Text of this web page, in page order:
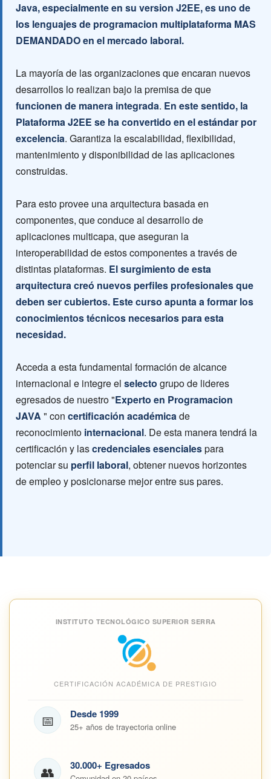
Java, especialmente en su version J2EE, es uno de
los lenguajes de programacion multiplataforma MAS
DEMANDADO en el mercado laboral.
La mayoría de las organizaciones que encaran nuevos
desarrollos lo realizan bajo la premisa de que
funcionen de manera integrada. En este sentido, la
Plataforma J2EE se ha convertido en el estándar por
excelencia. Garantiza la escalabilidad, flexibilidad,
mantenimiento y disponibilidad de las aplicaciones
construidas.
Para esto provee una arquitectura basada en
componentes, que conduce al desarrollo de
aplicaciones multicapa, que aseguran la
interoperabilidad de estos componentes a través de
distintas plataformas. El surgimiento de esta
arquitectura creó nuevos perfiles profesionales que
deben ser cubiertos. Este curso apunta a formar los
conocimientos técnicos necesarios para esta
necesidad.
Acceda a esta fundamental formación de alcance
internacional e integre el selecto grupo de lideres
egresados de nuestro "Experto en Programacion
JAVA " con certificación académicade
reconocimiento internacional. De esta manera tendrá la
certificación y lascredenciales esencialespara
potenciar su perfil laboral, obtener nuevos horizontes
de empleo y posicionarse mejor entre sus pares.
INSTITUTO TECNOLÓGICO SUPERIOR SERRA
CERTIFICACIÓN ACADÉMICA DE PRESTIGIO
📅 Desde 1999
25+ años de trayectoria online
👥 30.000+ Egresados